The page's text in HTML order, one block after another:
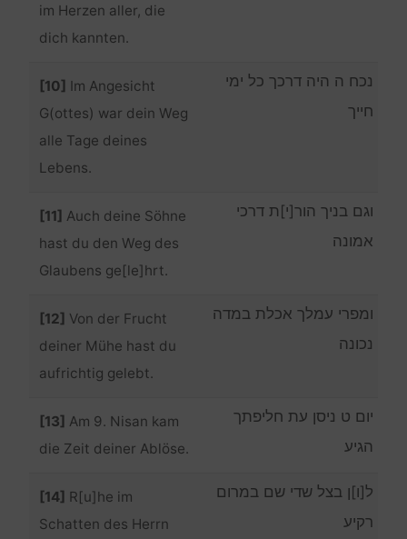
im Herzen aller, die
dich kannten.
[10] Im Angesicht
G(ottes) war dein Weg
alle Tage deines
Lebens.
נכח ה היה דרכך כל ימי
חייך
[11] Auch deine Söhne
hast du den Weg des
Glaubens ge[le]hrt.
וגם בניך הור[י]ת דרכי
אמונה
[12] Von der Frucht
deiner Mühe hast du
aufrichtig gelebt.
ומפרי עמלך אכלת במדה
נכונה
[13] Am 9. Nisan kam
die Zeit deiner Ablöse.
יום ט ניסן עת חליפתך
הגיע
[14] R[u]he im
Schatten des Herrn
ל[ו]ן בצל שדי שם במרום
רקיע